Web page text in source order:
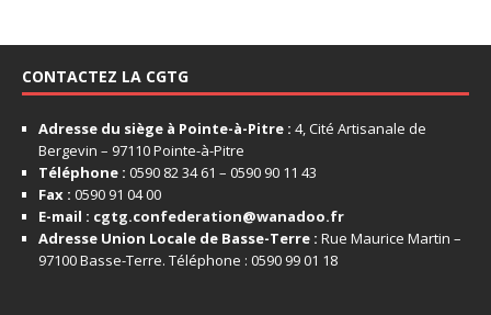
CONTACTEZ LA CGTG
Adresse du siège à Pointe-à-Pitre : 4, Cité Artisanale de
Bergevin – 97110 Pointe-à-Pitre
Téléphone : 0590 82 34 61 – 0590 90 11 43
Fax : 0590 91 04 00
E-mail : cgtg.confederation@wanadoo.fr
Adresse Union Locale de Basse-Terre : Rue Maurice Martin –
97100 Basse-Terre. Téléphone : 0590 99 01 18